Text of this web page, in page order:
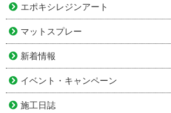
エポキシレジンアート
マットスプレー
新着情報
イベント・キャンペーン
施工日誌